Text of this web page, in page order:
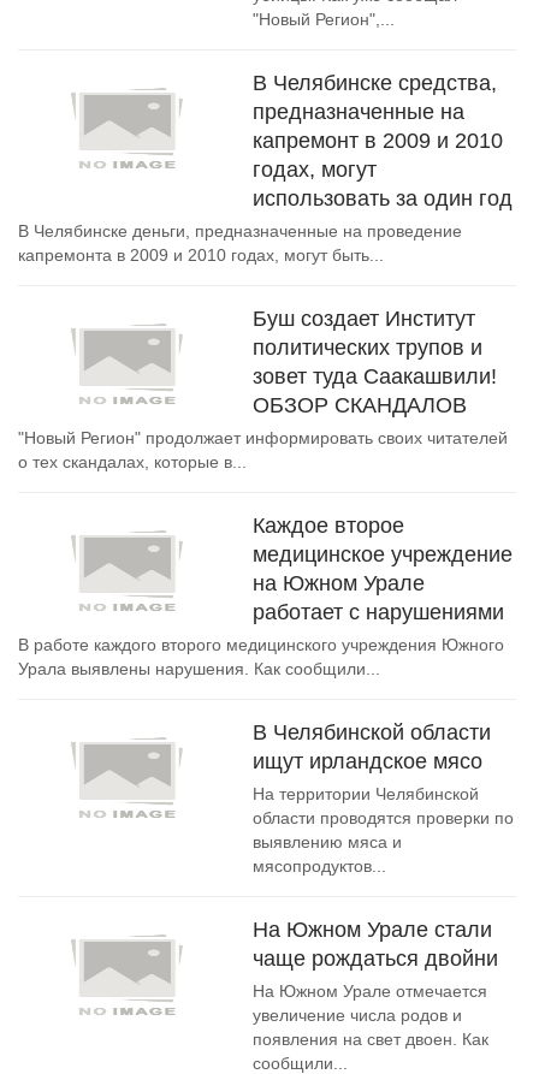
"Новый Регион",...
В Челябинске средства,
предназначенные на
капремонт в 2009 и 2010
годах, могут
использовать за один год
В Челябинске деньги, предназначенные на проведение
капремонта в 2009 и 2010 годах, могут быть...
Буш создает Институт
политических трупов и
зовет туда Саакашвили!
ОБЗОР СКАНДАЛОВ
"Новый Регион" продолжает информировать своих читателей
о тех скандалах, которые в...
Каждое второе
медицинское учреждение
на Южном Урале
работает с нарушениями
В работе каждого второго медицинского учреждения Южного
Урала выявлены нарушения. Как сообщили...
В Челябинской области
ищут ирландское мясо
На территории Челябинской
области проводятся проверки по
выявлению мяса и
мясопродуктов...
На Южном Урале стали
чаще рождаться двойни
На Южном Урале отмечается
увеличение числа родов и
появления на свет двоен. Как
сообщили...